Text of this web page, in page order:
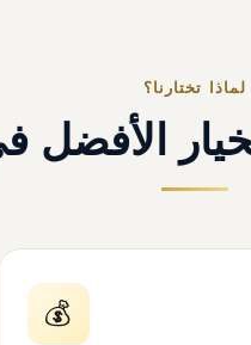
لماذا تختارنا؟
الأفضل
💰